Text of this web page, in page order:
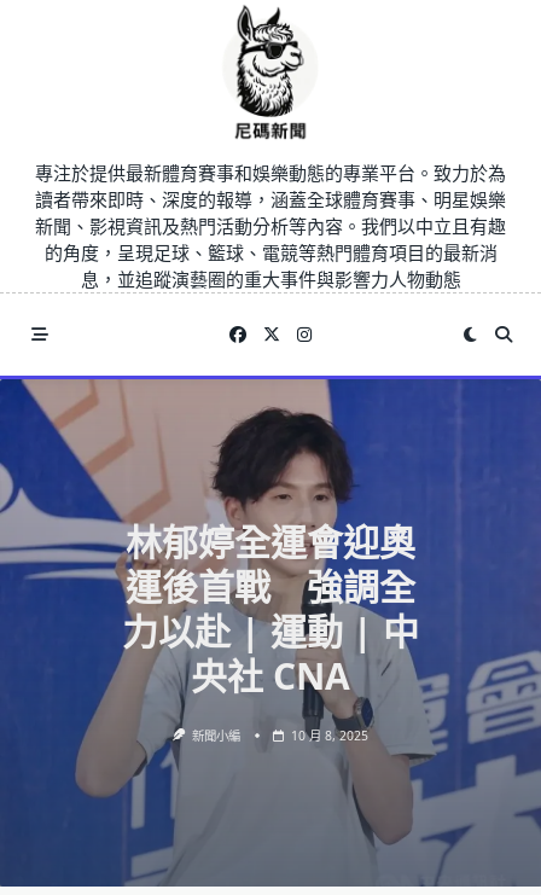
專注於提供最新體育賽事和娛樂動態的專業平台。致力於為
讀者帶來即時、深度的報導，涵蓋全球體育賽事、明星娛樂
新聞、影視資訊及熱門活動分析等內容。我們以中立且有趣
的角度，呈現足球、籃球、電競等熱門體育項目的最新消
息，並追蹤演藝圈的重大事件與影響力人物動態
林郁婷全運會迎奧
運後首戰 強調全
力以赴 | 運動 | 中
央社 CNA
新聞小編 10 月 8, 2025